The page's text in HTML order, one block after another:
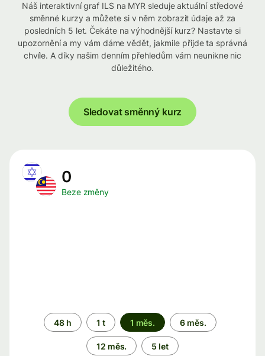
Náš interaktivní graf ILS na MYR sleduje aktuální středové
směnné kurzy a můžete si v něm zobrazit údaje až za
posledních 5 let. Čekáte na výhodnější kurz? Nastavte si
upozornění a my vám dáme vědět, jakmile přijde ta správná
chvíle. A díky našim denním přehledům vám neunikne nic
důležitého.
Sledovat směnný kurz
0
Beze změny
Časové
období
48 h 1 t 1 měs. 6 měs.
12 měs. 5 let